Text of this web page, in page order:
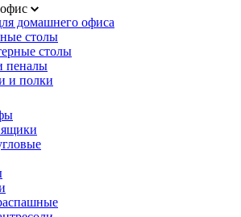
домашнего офиса
столы
столы
и полки